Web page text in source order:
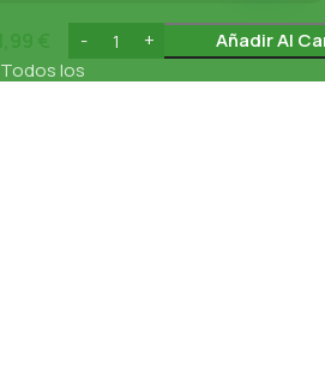
Todos los
Política De CookiesAñadir Al